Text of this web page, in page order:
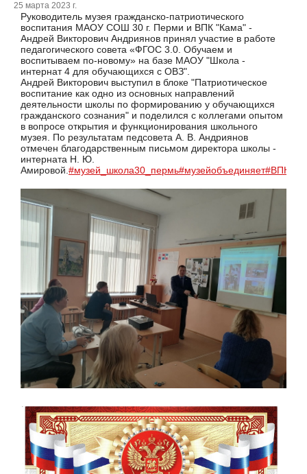
25 марта 2023 г.
Руководитель музея гражданско-патриотического
воспитания МАОУ СОШ 30 г. Перми и ВПК "Кама" -
Андрей Викторович Андриянов принял участие в работе
педагогического совета «ФГОС 3.0. Обучаем и
воспитываем по-новому» на базе МАОУ "Школа -
интернат 4 для обучающихся с ОВЗ".
Андрей Викторович выступил в блоке "Патриотическое
воспитание как одно из основных направлений
деятельности школы по формированию у обучающихся
гражданского сознания" и поделился с коллегами опытом
в вопросе открытия и функционирования школьного
музея. По результатам педсовета А. В. Андриянов
отмечен благодарственным письмом директора школы -
интерната Н. Ю.
Амировой.#музей_школа30_пермь#музейобъединяет